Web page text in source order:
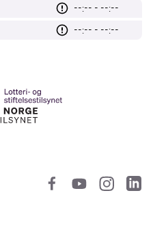
--:-- - --:--
--:-- - --:--